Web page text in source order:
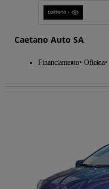
Caetano Auto SA
Financiamento Oficina